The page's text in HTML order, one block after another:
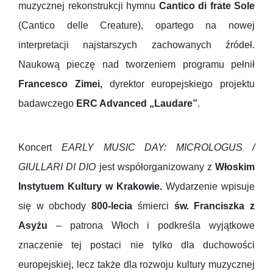
muzycznej rekonstrukcji hymnu Cantico di frate Sole
(Cantico delle Creature), opartego na nowej
interpretacji najstarszych zachowanych źródeł.
Naukową pieczę nad tworzeniem programu pełnił
Francesco Zimei,dyrektor europejskiego projektu
badawczego ERC Advanced „Laudare”.
Koncert EARLY MUSIC DAY: MICROLOGUS /
GIULLARI DI DIO jest współorganizowany z Włoskim
Instytuem Kultury w Krakowie. Wydarzenie wpisuje
się w obchody800-lecia śmierci św. Franciszka z
Asyżu – patrona Włoch i podkreśla wyjątkowe
znaczenie tej postaci nie tylko dla duchowości
europejskiej, lecz także dla rozwoju kultury muzycznej